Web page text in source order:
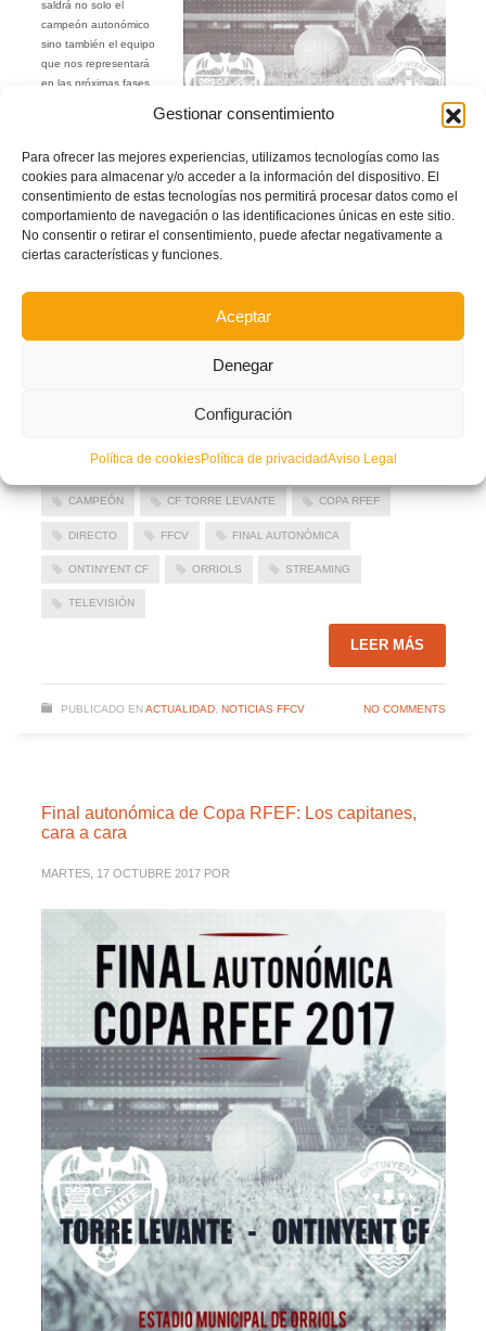
Gestionar consentimiento
Para ofrecer las mejores experiencias, utilizamos tecnologías como las
cookies para almacenar y/o acceder a la información del dispositivo. El
consentimiento de estas tecnologías nos permitirá procesar datos como el
comportamiento de navegación o las identificaciones únicas en este sitio.
No consentir o retirar el consentimiento, puede afectar negativamente a
ciertas características y funciones.
Aceptar
Denegar
Configuración
Política de cookiesPolítica de privacidadAviso Legal
saldrá no solo el
campeón autonómico
sino también el equipo
que nos representará
en las próximas fases
entrevista concedida a
la FFCV, que sus
aficiones no fallarán a
la cita. Todos los
jugadores del Torre
Levante, como la gran familia que se sienten, estarán en la grada animando a
desplazarse hasta las instalaciones de Orriols, la Federación habilitará el directo
CAMPEÓN CF TORRE LEVANTE COPA RFEF
DIRECTO FFCV FINAL AUTONÓMICA
ONTINYENT CF ORRIOLS STREAMING
TELEVISIÓN
LEER MÁS
PUBLICADO EN ACTUALIDAD, NOTICIAS FFCV NO COMMENTS
Final autonómica de Copa RFEF: Los capitanes,
cara a cara
MARTES, 17 OCTUBRE 2017 POR